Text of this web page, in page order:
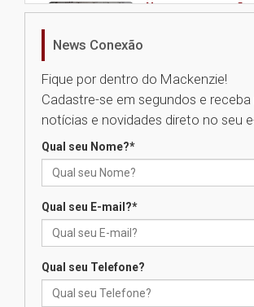
Nova
Universidade
realizará nova
das novas
News Conexão
Fique por dentro do Mackenzie!
Cadastre-se em segundos e receba
notícias e novidades direto no seu
Qual seu Nome?*
Qual seu E-mail?*
Qual seu Telefone?